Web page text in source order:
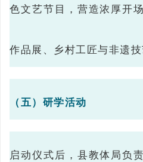
色文艺节目，营造浓厚开
作品展、乡村工匠与非遗技
（五）研学活动
启动仪式后，县教体局负